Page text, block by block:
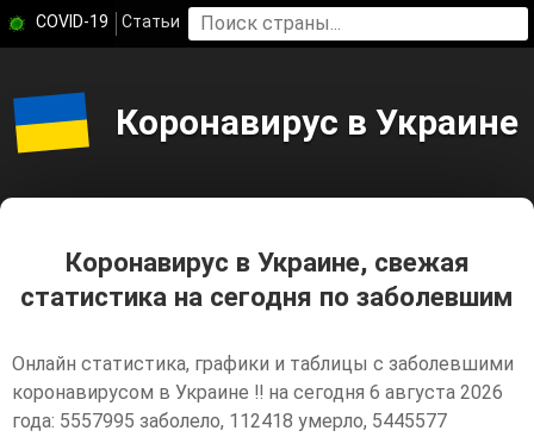
COVID-19 Статьи
Коронавирус в Украине
Коронавирус в Украине, свежая
статистика на сегодня по заболевшим
Онлайн статистика, графики и таблицы с заболевшими
коронавирусом в Украине ‼️ на сегодня 6 августа 2026
года: 5557995 заболело, 112418 умерло, 5445577